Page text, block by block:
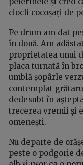
ciocli cocoșați de
Pe drum am dat
în două. Am
proprietatea unui
placa turnată în
umblă șopârle
contemplat
dedesubt în
trecerea vremii și
omenești.
Nu departe de
peste o podgorie